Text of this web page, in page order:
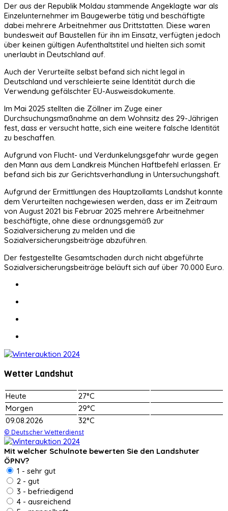
Der aus der Republik Moldau stammende Angeklagte war als
Einzelunternehmer im Baugewerbe tätig und beschäftigte
dabei mehrere Arbeitnehmer aus Drittstatten. Diese waren
bundesweit auf Baustellen für ihn im Einsatz, verfügten jedoch
über keinen gültigen Aufenthaltstitel und hielten sich somit
unerlaubt in Deutschland auf.
Auch der Verurteilte selbst befand sich nicht legal in
Deutschland und verschleierte seine Identität durch die
Verwendung gefälschter EU-Ausweisdokumente.
Im Mai 2025 stellten die Zöllner im Zuge einer
Durchsuchungsmaßnahme an dem Wohnsitz des 29-Jährigen
fest, dass er versucht hatte, sich eine weitere falsche Identität
zu beschaffen.
Aufgrund von Flucht- und Verdunkelungsgefahr wurde gegen
den Mann aus dem Landkreis München Haftbefehl erlassen. Er
befand sich bis zur Gerichtsverhandlung in Untersuchungshaft.
Aufgrund der Ermittlungen des Hauptzollamts Landshut konnte
dem Verurteilten nachgewiesen werden, dass er im Zeitraum
von August 2021 bis Februar 2025 mehrere Arbeitnehmer
beschäftigte, ohne diese ordnungsgemäß zur
Sozialversicherung zu melden und die
Sozialversicherungsbeiträge abzuführen.
Der festgestellte Gesamtschaden durch nicht abgeführte
Sozialversicherungsbeiträge beläuft sich auf über 70.000 Euro.
Wetter Landshut
Heute
27°C
Morgen
29°C
09.08.2026
32°C
© Deutscher Wetterdienst
Mit welcher Schulnote bewerten Sie den Landshuter
ÖPNV?
1 - sehr gut
2 - gut
3 - befriedigend
4 - ausreichend